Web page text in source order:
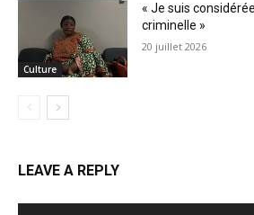
Culture
« Je suis
criminelle »
20 juillet 2026
LEAVE A REPLY